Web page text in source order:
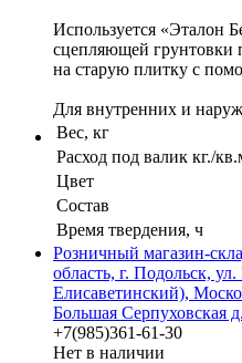
Используется «Эталон
сцепляющей грунтовки
на старую плитку с
Для внутренних и
Вес, кг
Расход под валик кг./
Цвет
Состав
Время твердения, ч
Розничный магазин-
область, г. Подольск,
Елисаветинский),
Большая Серпуховская
+7(985)361-61-30
Нет в наличии